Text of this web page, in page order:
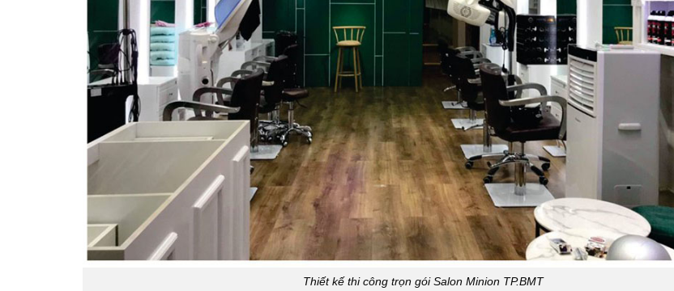
Thiết kế thi công trọn gói Salon Minion TP.BMT